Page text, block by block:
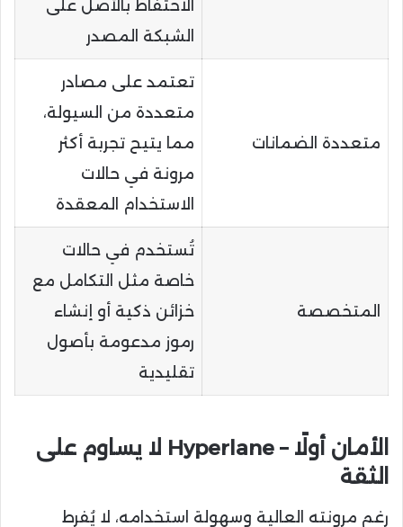
الاحتفاظ بالأصل على
الشبكة المصدر
متعددة الضمانات
تعتمد على مصادر
متعددة من السيولة،
مما يتيح تجربة أكثر
مرونة في حالات
الاستخدام المعقدة
المتخصصة
تُستخدم في حالات
خاصة مثل التكامل مع
خزائن ذكية أو إنشاء
رموز مدعومة بأصول
تقليدية
الأمان أولًا – Hyperlane لا يساوم على
الثقة
رغم مرونته العالية وسهولة استخدامه، لا يُفرط